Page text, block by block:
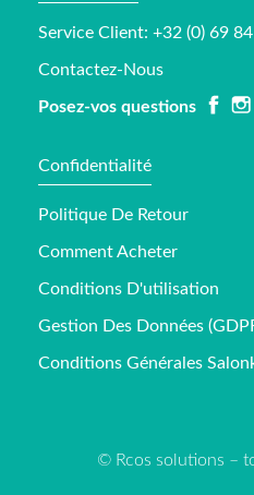
Service Client: +32 (0) 69
Contactez-Nous
Posez-vos questions
Confidentialité
Politique De Retour
Comment Acheter
Conditions D'utilisation
Gestion Des Données
Conditions Générales
© Rcos solutions –